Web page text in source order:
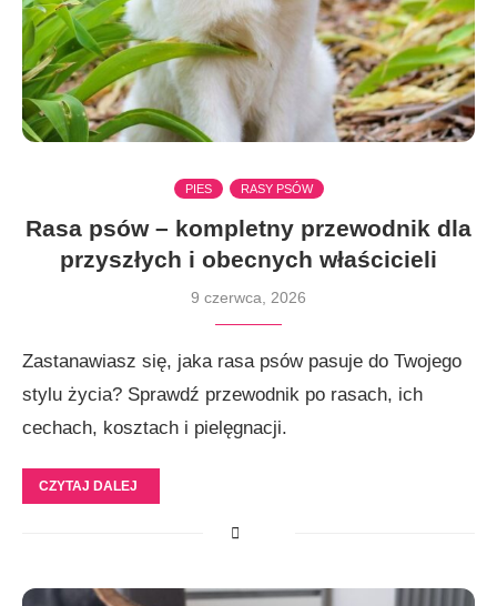
PIES RASY PSÓW
Rasa psów – kompletny przewodnik dla
przyszłych i obecnych właścicieli
9 czerwca, 2026
Zastanawiasz się, jaka rasa psów pasuje do Twojego
stylu życia? Sprawdź przewodnik po rasach, ich
cechach, kosztach i pielęgnacji.
CZYTAJ DALEJ